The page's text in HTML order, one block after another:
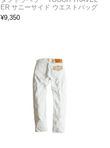
ER サニーサイド ウエストバッグ
¥9,350